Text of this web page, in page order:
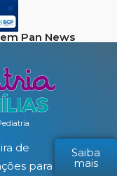
Pan News
de
para
Saiba
mais